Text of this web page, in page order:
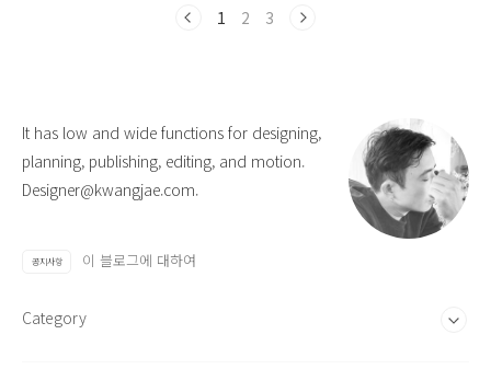
1 2 3
It has low and wide functions for designing,
planning, publishing, editing, and motion.
Designer@kwangjae.com.
공지사항 이 블로그에 대하여
Category